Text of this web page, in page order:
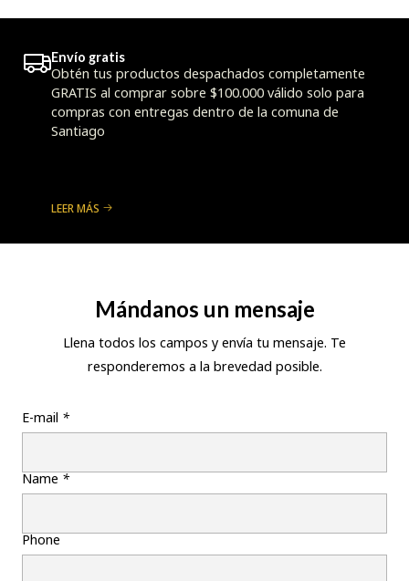
Envío gratis
Obtén tus productos despachados completamente
GRATIS al comprar sobre $100.000 válido solo para
compras con entregas dentro de la comuna de
Santiago
LEER MÁS
Mándanos un mensaje
Llena todos los campos y envía tu mensaje. Te
responderemos a la brevedad posible.
E-mail *
Name*
Phone